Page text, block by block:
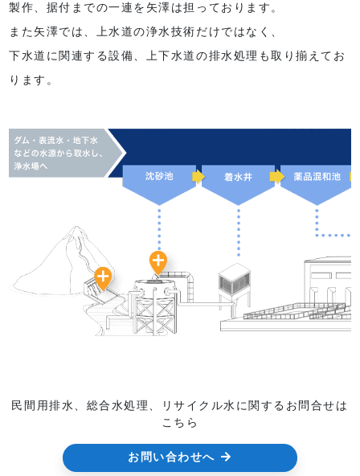
製作、据付までの一連を矢澤は担っております。
また矢澤では、上水道の浄水技術だけではなく、
下水道に関連する設備、上下水道の排水処理も取り揃えてお
ります。
民間用排水、総合水処理、リサイクル水に関するお問合せは
こちら
お問い合わせへ